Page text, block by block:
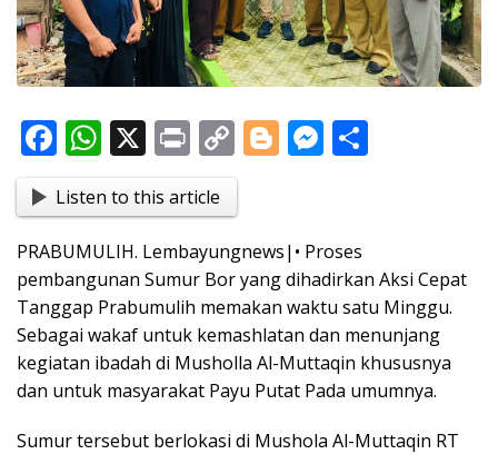
F
e
b
o
o
k
W
at
s
A
p
p
X Pr
t
C
o
p
y
Li
n
k
Bl
g
er
M
e
n
g
er
Listen to this article
PRABUMULIH. Lembayungnews|• Proses
pembangunan Sumur Bor yang dihadirkan Aksi Cepat
Tanggap Prabumulih memakan waktu satu Minggu.
Sebagai wakaf untuk kemashlatan dan menunjang
kegiatan ibadah di Musholla Al-Muttaqin khususnya
dan untuk masyarakat Payu Putat Pada umumnya.
Sumur tersebut berlokasi di Mushola Al-Muttaqin RT